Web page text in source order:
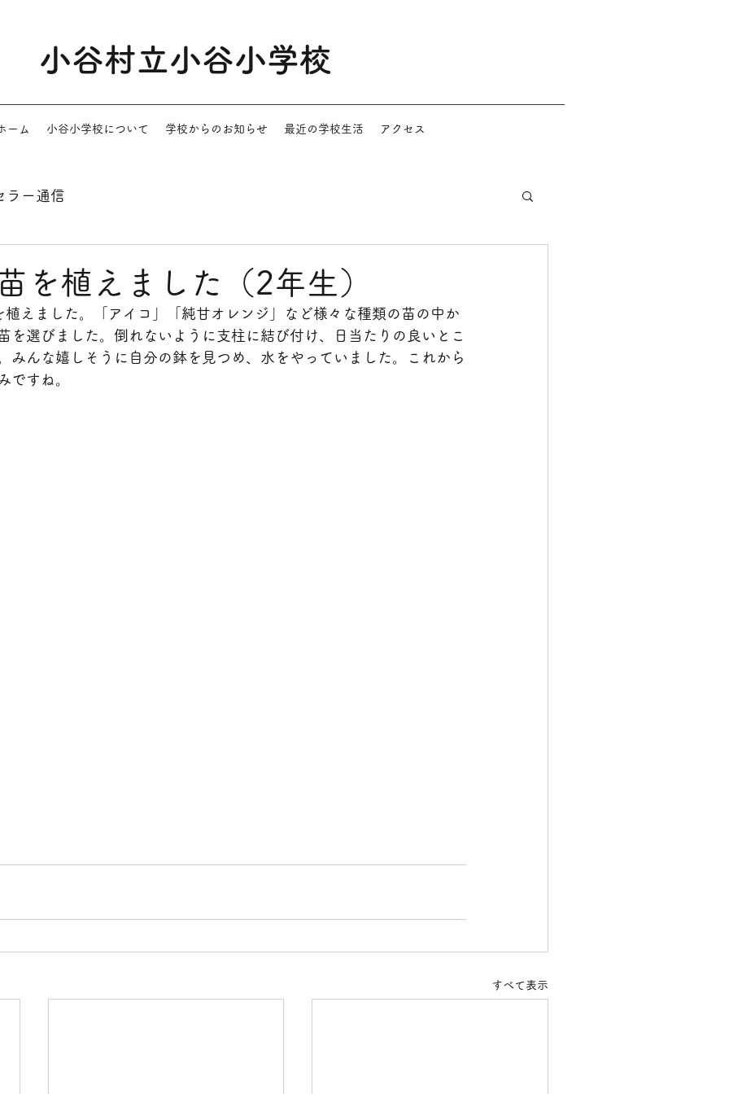
小谷村立小谷小学校
ーム 小谷小学校について 学校からのお知らせ 最近の学校生活 アクセス
ラー通信
を植えました（2年生）
えました。「アイコ」「純甘オレンジ」など様々な種類の苗の中か
を選びました。倒れないように支柱に結び付け、日当たりの良いとこ
みんな嬉しそうに自分の鉢を見つめ、水をやっていました。これから
ですね。
すべて表示